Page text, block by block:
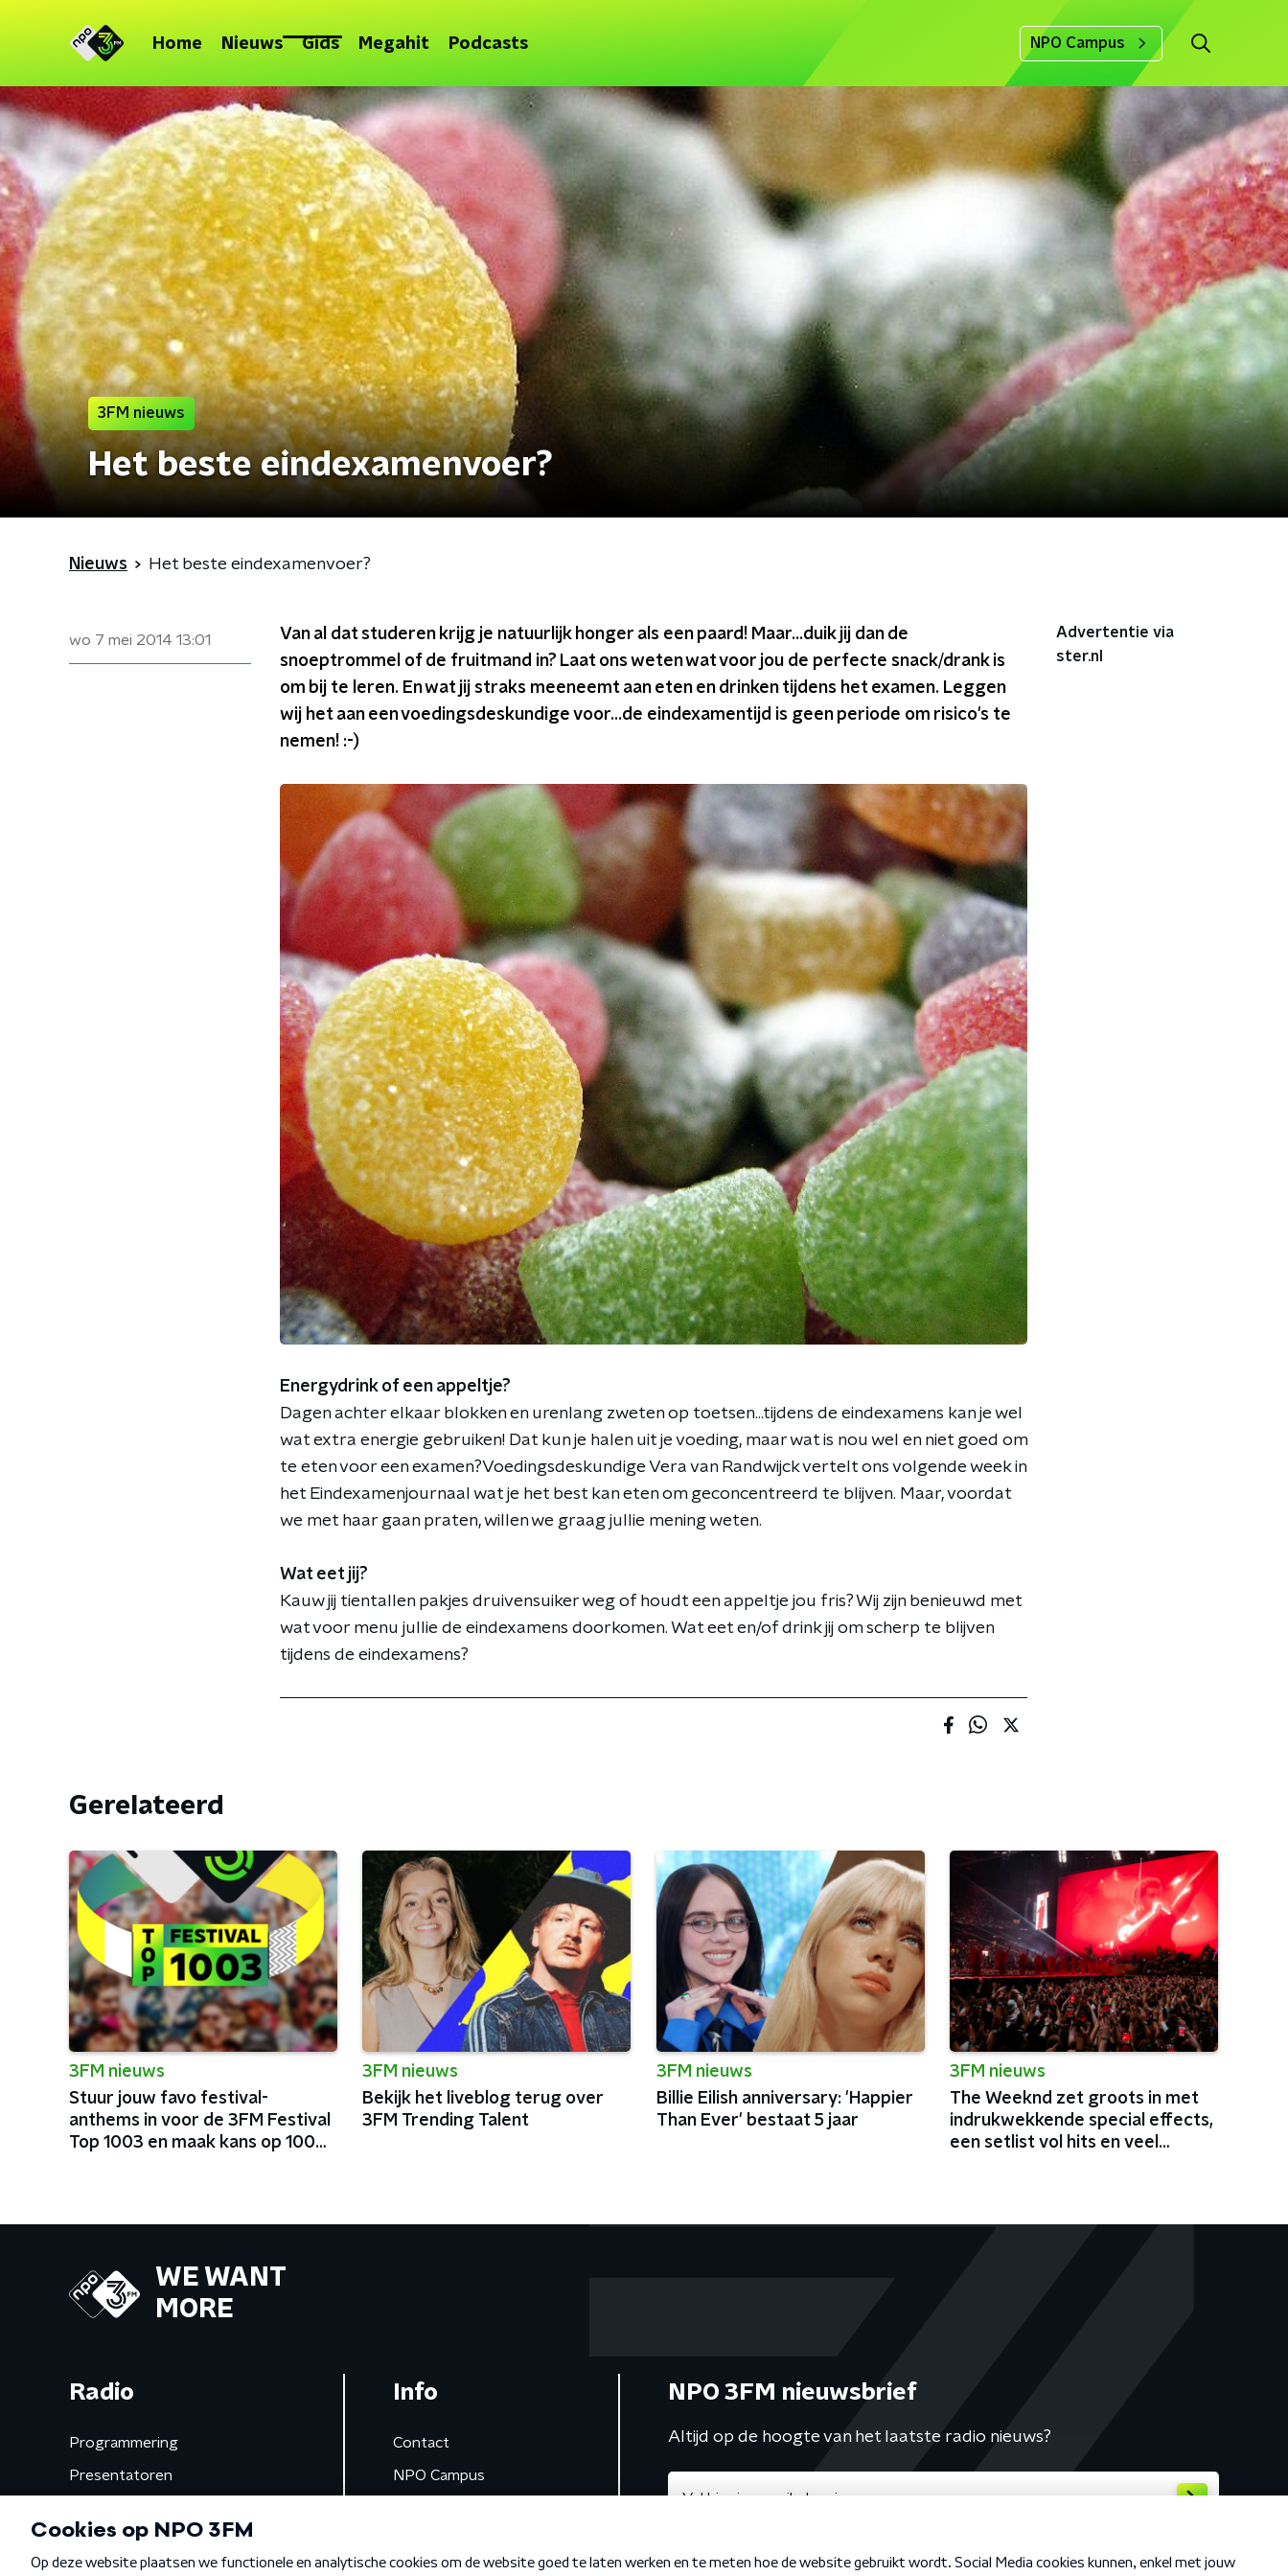
Home Nieuws Gids Megahit Podcasts NPO Campus
3FM nieuws
Het beste eindexamenvoer?
Nieuws Het beste eindexamenvoer?
wo 7 mei 2014 13:01
Van al dat studeren krijg je natuurlijk honger als een paard! Maar...duik jij dan de
snoeptrommel of de fruitmand in? Laat ons weten wat voor jou de perfecte snack/drank is
om bij te leren. En wat jij straks meeneemt aan eten en drinken tijdens het examen. Leggen
wij het aan een voedingsdeskundige voor...de eindexamentijd is geen periode om risico's te
nemen! :-)
Energydrink of een appeltje?
Dagen achter elkaar blokken en urenlang zweten op toetsen...tijdens de eindexamens kan je wel
wat extra energie gebruiken! Dat kun je halen uit je voeding, maar wat is nou wel en niet goed om
te eten voor een examen?Voedingsdeskundige Vera van Randwijck vertelt ons volgende week in
het Eindexamenjournaal wat je het best kan eten om geconcentreerd te blijven. Maar, voordat
we met haar gaan praten, willen we graag jullie mening weten.
Wat eet jij?
Kauw jij tientallen pakjes druivensuiker weg of houdt een appeltje jou fris? Wij zijn benieuwd met
wat voor menu jullie de eindexamens doorkomen. Wat eet en/of drink jij om scherp te blijven
tijdens de eindexamens?
Advertentie via
ster.nl
Gerelateerd
3FM nieuws
Stuur jouw favo festival-
anthems in voor de 3FM Festival
Top 1003 en maak kans op 100
3FM nieuws
Bekijk het liveblog terug over
3FM Trending Talent
3FM nieuws
Billie Eilish anniversary: 'Happier
Than Ever' bestaat 5 jaar
3FM nieuws
The Weeknd zet groots in met
indrukwekkende special effects,
een setlist vol hits en veel
WE WANT
MORE
Radio
Programmering
Presentatoren
Gemist
Info
Contact
NPO Campus
NPO 3FM nieuwsbrief
Altijd op de hoogte van het laatste radio nieuws?